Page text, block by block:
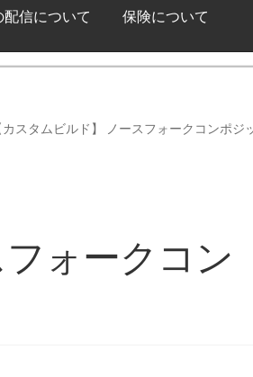
配信について 保険について
カスタムビルド】 ノースフォークコンポジ
フォークコン